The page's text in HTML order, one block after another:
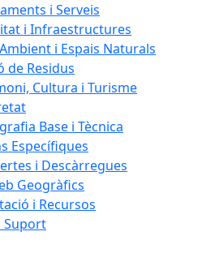
i Serveis
i Infraestructures
i Espais Naturals
de Residus
Cultura i Turisme
Base i Tècnica
Específiques
i Descàrregues
Geogràfics
i Recursos
Suport